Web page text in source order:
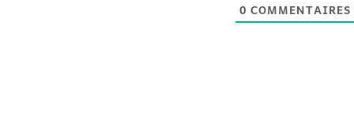
0 COMMENTAIRES